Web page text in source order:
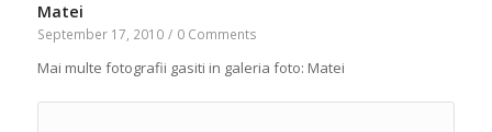
Matei
September 17, 2010 / 0 Comments
Mai multe fotografii gasiti in galeria foto: Matei